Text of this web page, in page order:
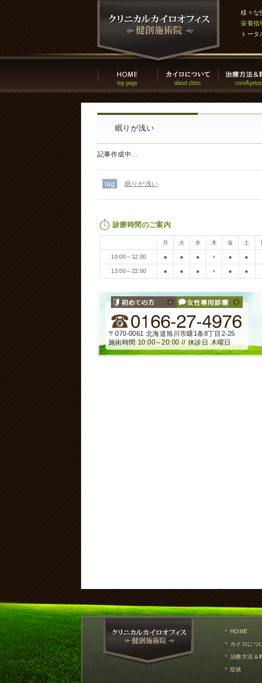
様々な
栄養指
トー
眠りが浅い
記事作成中…
tag 眠りが浅い
診療時間のご案内
月 火 水 木 金 土
10:00～12:00 ● ● ● × ● ●
13:00～22:00 ● ● ● × ● ●
〒070-0061 北海道旭川市曙1条8丁目2-25
施術時間 10:00～20:00 // 休診日 木曜日
HOME
カイロにつ
治療方法＆
症状